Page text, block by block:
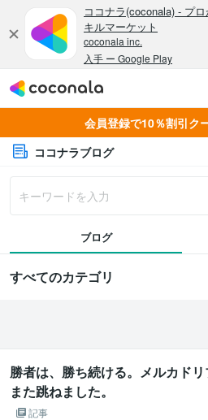
会員登録で10％割引ク
ココナラブログ
ブログ
すべてのカテゴリ
勝者は、勝ち続ける。メルカド
また跳ねました。
記事